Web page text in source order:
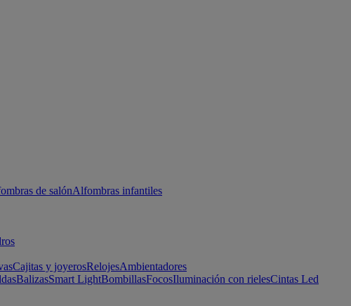
de salónAlfombras infantiles
Cajitas y joyerosRelojesAmbientadores
BalizasSmart LightBombillasFocosIluminación con rielesCintas Led